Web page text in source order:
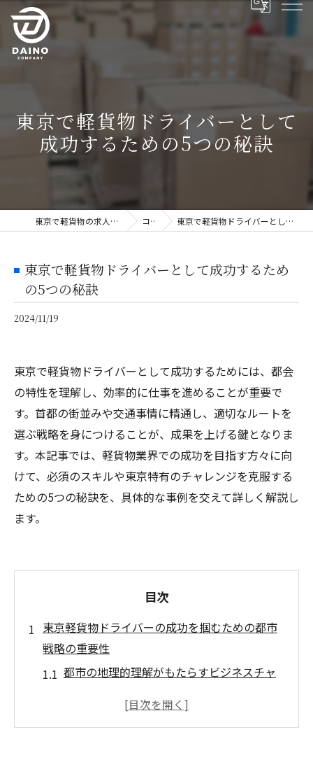
東京で軽貨物ドライバーとして
成功するための5つの秘訣
東京で軽貨物の求人ならDAINO株式会社 コラム 東京で軽貨物ドライバーとして成功するための5つの秘訣
東京で軽貨物ドライバーとして成功するため
の5つの秘訣
2024/11/19
東京で軽貨物ドライバーとして成功するためには、都会
の特性を理解し、効率的に仕事を進めることが重要で
す。首都の街並みや交通事情に精通し、適切なルートを
選ぶ戦略を身につけることが、成果を上げる鍵となりま
す。本記事では、軽貨物業界での成功を目指す方々に向
けて、必須のスキルや東京特有のチャレンジを克服する
ための5つの秘訣を、具体的な事例を交えて詳しく解説し
ます。
目次
東京軽貨物ドライバーの成功を掴むための都市
戦略の重要性
都市の地理的理解がもたらすビジネスチャ
東京の特性を活かした日々の効率化術